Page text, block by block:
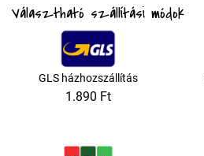
Választható szállítási módok
GLS házhozszállítás
1.890 Ft